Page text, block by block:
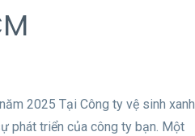
2025 Tại Công ty vệ sinh xanh
phát triển của công ty bạn. Một